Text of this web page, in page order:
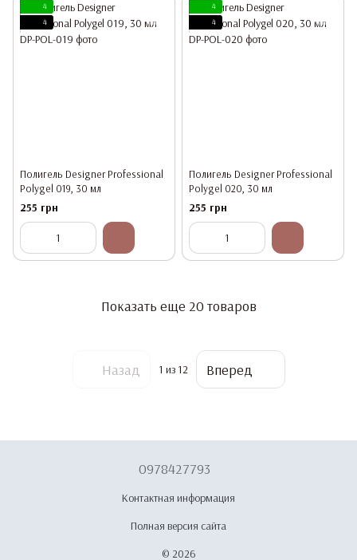
4
4
Полигель Designer Professional
Polygel 019, 30 мл
255 грн
4
4
Полигель Designer Professional
Polygel 020, 30 мл
255 грн
Показать еще 20 товаров
Назад 1 из 12 Вперед
0978427793
Контактная информация
Полная версия сайта
© 2026